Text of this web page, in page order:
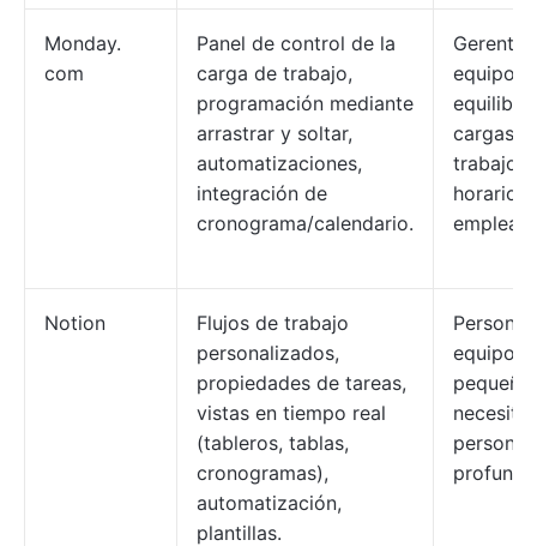
Monday.
com
Panel de control de la
carga de trabajo,
programación mediante
arrastrar y soltar,
automatizaciones,
integración de
cronograma/calendario.
equipos
cargas
trabajo
horarios
Notion
Flujos de trabajo
personalizados,
propiedades de tareas,
vistas en tiempo real
(tableros, tablas,
cronogramas),
automatización,
plantillas.
equipos